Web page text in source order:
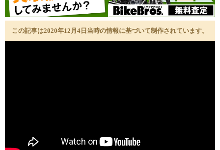
この記事は2020年12月4日当時の情報に基づいて制作されています。